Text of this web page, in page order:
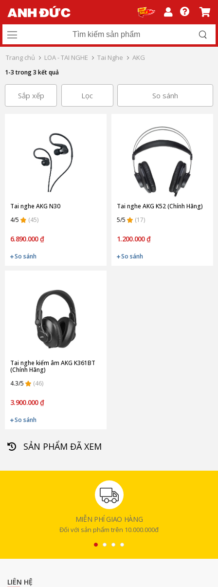
Trang chủ LOA - TAI NGHE Tai Nghe AKG
1-3 trong 3 kết quả
Sắp xếp Lọc So sánh
Tai nghe AKG N30
4/5
(45)
6.890.000 ₫
So sánh
Tai nghe AKG K52 (Chính Hãng)
5/5
(17)
1.200.000 ₫
So sánh
Tai nghe kiểm âm AKG K361BT
(Chính Hãng)
4.3/5
(46)
3.900.000 ₫
So sánh
SẢN PHẨM ĐÃ XEM
MIỄN PHÍ GIAO HÀNG
Đối với sản phẩm trên 10.000.000đ
LIÊN HỆ